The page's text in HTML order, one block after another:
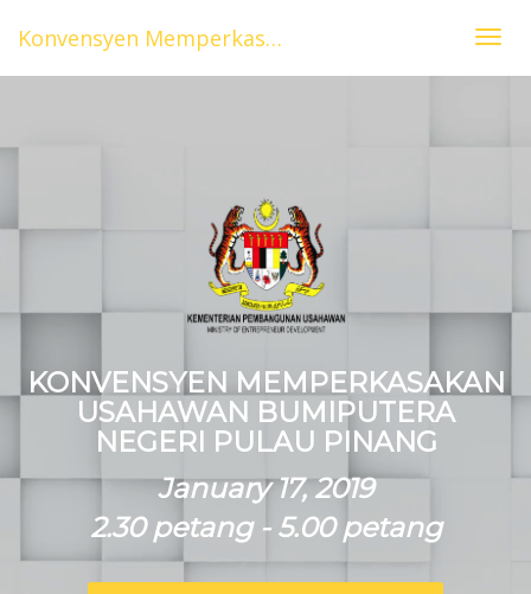
Konvensyen Memperkasakan Usahawan Bumiputera Negeri Pulau Pinang
KONVENSYEN MEMPERKASAKAN
USAHAWAN BUMIPUTERA
NEGERI PULAU PINANG
January 17, 2019
2.30 petang - 5.00 petang